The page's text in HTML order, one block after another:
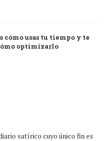
cómo usas tu tiempo y te
optimizarlo
satírico cuyo único fin es